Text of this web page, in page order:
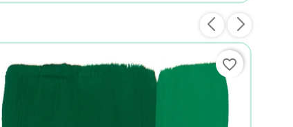
favorite_border